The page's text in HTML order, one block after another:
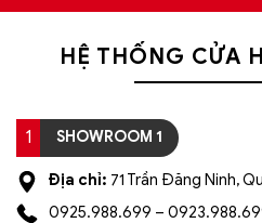
HỆ THỐNG CỬA
1 SHOWROOM 1
Địa chỉ: 71 Trần Đăng Ninh,
0925.988.699 –